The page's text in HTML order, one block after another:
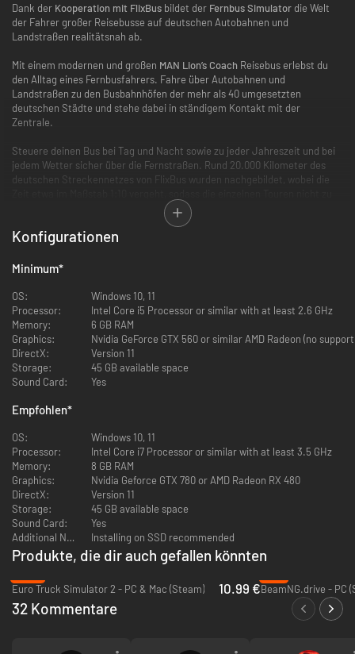
Dank der Kooperation mit FlixBus bildet der Fernbus Simulator die Welt
der Fahrer großer Reisebusse auf deutschen Autobahnen und
Landstraßen realitätsnah ab.
Mit einem modernen und großen MAN Lion’s Coach Reisebus erlebst du
den Alltag eines Fernbusfahrers. Fahre über Autobahnen und
Landstraßen zu den Busbahnhöfen der mehr als 40 umgesetzten
deutschen Städte und stehe dabei in ständigem Kontakt mit der
Zentrale.
Steuere deinen Bus bei Tag und Nacht sowie zu jeder Jahreszeit und bei
jedem Wetter sicher über die Fernstraßen. Rund 20.000 Kilometer des
deutschen Streckennetzes von FlixBus wurden nachgebildet, wobei die
Wie in der Realität steigen an den Busbahnhöfen die Fahrgäste, die
Passagiere ein Ticket beim Fahrer kaufen.
Die beiden lizenzierten MAN Busse verfügen über originalgetreue
Cockpits, die mit sämtlichen Funktionen ausgestattet sind. Interieur und
Außenansicht der Busse wurden bis ins kleinste Detail umgesetzt und die
originalgetreuen Fahrgastdurchsagen sorgen für eine realistische
Atmosphäre. Baustellen, Staus und Unfälle stellen dich immer wieder vor
neue Herausforderungen, den engen Zeitplan einzuhalten.
In Kooperation mit FlixBus
Original MAN-Reisebusse: Lion's Coach und Lion's Coach C
2.000 km fahrbare Strecke (entspricht einer realen Streckenlänge
von 20.000 km)
Detailliertes Bus-Cockpit mit umfangreichen Funktionen
Komplexes Autobahn- und Landstraßennetz auf 5.000km² Fläche
Dynamisches Wetter mit vier Jahreszeiten
- Berlin
Konfigurationen
Minimum*
OS:
Windows 10, 11
Processor:
Intel Core i5 Processor or similar with at least 2.6 GHz
Memory:
6 GB RAM
Graphics:
Nvidia GeForce GTX 560 or similar AMD Radeon (no
DirectX:
Version 11
Storage:
45 GB available space
Sound Card:
Yes
Empfohlen*
OS:
Windows 10, 11
Processor:
Intel Core i7 Processor or similar with at least 3.5 GHz
Memory:
8 GB RAM
Graphics:
Nvidia Geforce GTX 780 or AMD Radeon RX 480
DirectX:
Version 11
Storage:
45 GB available space
Sound Card:
Yes
Additional Notes:
Installing on SSD recommended
Produkte, die dir auch gefallen könnten
Euro Truck Simulator 2 - PC & Mac (Steam)
10.99 €BeamNG.drive - PC
32 Kommentare